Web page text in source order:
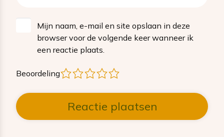
Mijn naam, e-mail en site opslaan in deze
browser voor de volgende keer wanneer ik
een reactie plaats.
Beoordeling 4
3
2
1